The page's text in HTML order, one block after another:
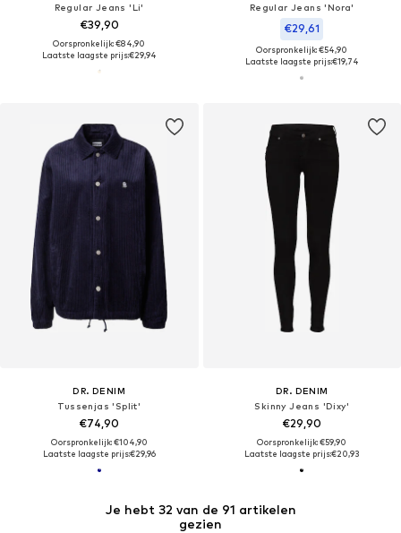
Je hebt 32 van de 91 artikelen
gezien
Regular Jeans 'Li'
€39,90
Oorspronkelijk: €84,90
Laatste laagste prijs:€29,94
Regular Jeans 'Nora'
€29,61
Oorspronkelijk: €54,90
Laatste laagste prijs:€19,74
DR. DENIM
Tussenjas 'Split'
€74,90
Oorspronkelijk: €104,90
Laatste laagste prijs:€29,96
DR. DENIM
Skinny Jeans 'Dixy'
€29,90
Oorspronkelijk: €59,90
Laatste laagste prijs:€20,93